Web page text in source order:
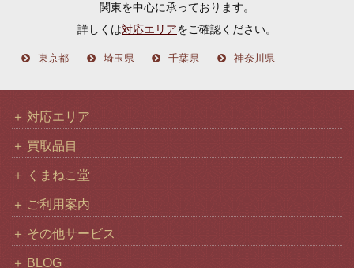
関東を中心に承っております。
詳しくは対応エリアをご確認ください。
東京都 埼玉県 千葉県 神奈川県
対応エリア
買取品目
くまねこ堂
ご利用案内
その他サービス
BLOG